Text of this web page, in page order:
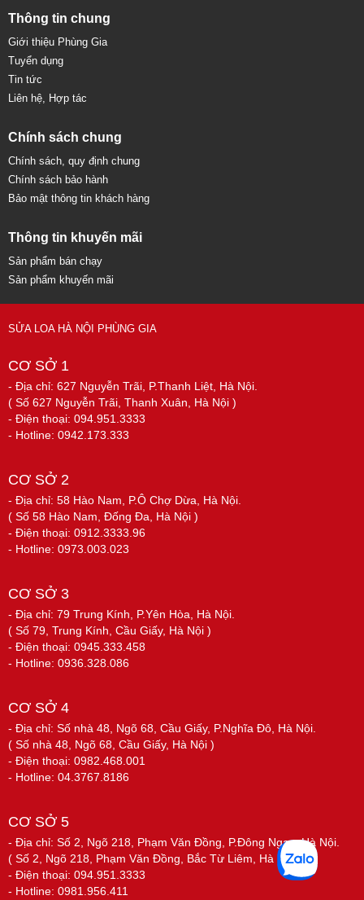
Thông tin chung
Giới thiệu Phùng Gia
Tuyển dụng
Tin tức
Liên hệ, Hợp tác
Chính sách chung
Chính sách, quy định chung
Chính sách bảo hành
Bảo mật thông tin khách hàng
Thông tin khuyến mãi
Sản phẩm bán chạy
Sản phẩm khuyến mãi
SỬA LOA HÀ NỘI PHÙNG GIA
CƠ SỞ 1
- Địa chỉ: 627 Nguyễn Trãi, P.Thanh Liệt, Hà Nội.
( Số 627 Nguyễn Trãi, Thanh Xuân, Hà Nội )
- Điện thoại: 094.951.3333
- Hotline: 0942.173.333
CƠ SỞ 2
- Địa chỉ: 58 Hào Nam, P.Ô Chợ Dừa, Hà Nội.
( Số 58 Hào Nam, Đống Đa, Hà Nội )
- Điện thoại: 0912.3333.96
- Hotline: 0973.003.023
CƠ SỞ 3
- Địa chỉ: 79 Trung Kính, P.Yên Hòa, Hà Nội.
( Số 79, Trung Kính, Cầu Giấy, Hà Nội )
- Điện thoại: 0945.333.458
- Hotline: 0936.328.086
CƠ SỞ 4
- Địa chỉ: Số nhà 48, Ngõ 68, Cầu Giấy, P.Nghĩa Đô, Hà Nội.
( Số nhà 48, Ngõ 68, Cầu Giấy, Hà Nội )
- Điện thoại: 0982.468.001
- Hotline: 04.3767.8186
CƠ SỞ 5
- Địa chỉ: Số 2, Ngõ 218, Phạm Văn Đồng, P.Đông Ngạc, Hà Nội.
( Số 2, Ngõ 218, Phạm Văn Đồng, Bắc Từ Liêm, Hà Nội )
- Điện thoại: 094.951.3333
- Hotline: 0981.956.411